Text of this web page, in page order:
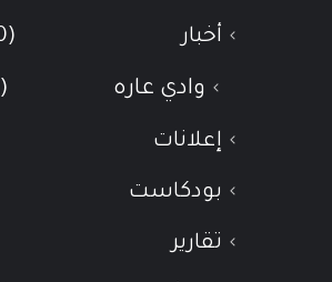
أخبار (15٬720)
وادي عاره (2٬953)
إعلانات
بودكاست
تقارير